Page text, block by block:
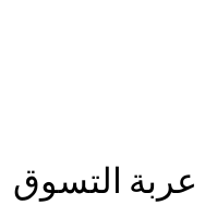
عربة التسوق